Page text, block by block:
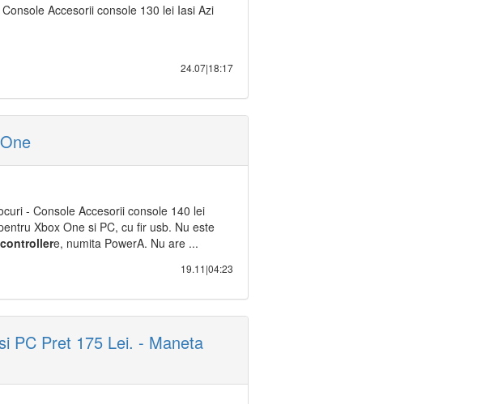
Accesorii console 130 lei Iasi Azi
24.07|18:17
- Console Accesorii console 140 lei
Xbox One si PC, cu fir usb. Nu este
controllere, numita PowerA. Nu are ...
19.11|04:23
PC Pret 175 Lei. - Maneta